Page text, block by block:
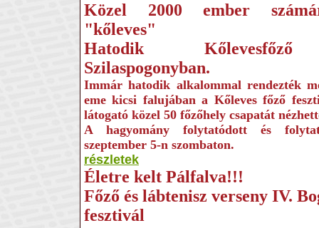
Közel 2000 ember
"kőleves"
Hatodik Kőlevesfőző
Szilaspogonyban.
Immár hatodik alkalommal rendezték
eme kicsi falujában a Kőleves főző
látogató közel 50 főzőhely csapatát
A hagyomány folytatódott és
szeptember 5-n szombaton.
részletek
Életre kelt Pálfalva!!!
Főző és lábtenisz verseny IV.
fesztivál